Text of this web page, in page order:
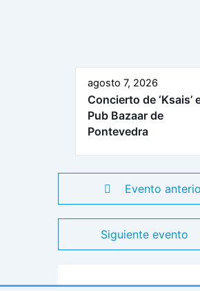
agosto 7, 2026
Concierto de ‘Ksais’
Pub Bazaar de
Pontevedra
Evento
Siguiente evento